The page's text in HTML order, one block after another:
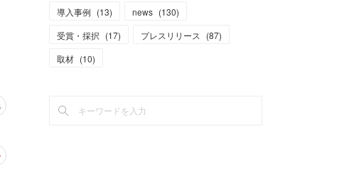
導入事例 (13) news (130)
受賞・採択 (17) プレスリリース (87)
取材 (10)